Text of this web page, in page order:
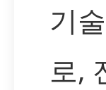
기
로,